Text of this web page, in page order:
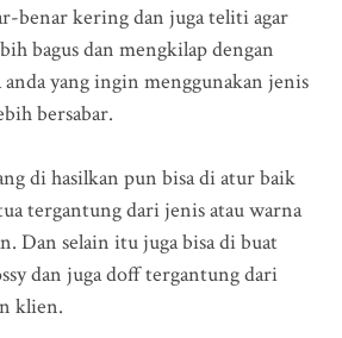
benar kering dan juga teliti agar
bagus dan mengkilap dengan
yang ingin menggunakan jenis
bersabar.
di hasilkan pun bisa di atur baik
tergantung dari jenis atau warna
Dan selain itu juga bisa di buat
dan juga doff tergantung dari
klien.